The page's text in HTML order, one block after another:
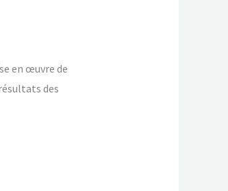
en œuvre de
des